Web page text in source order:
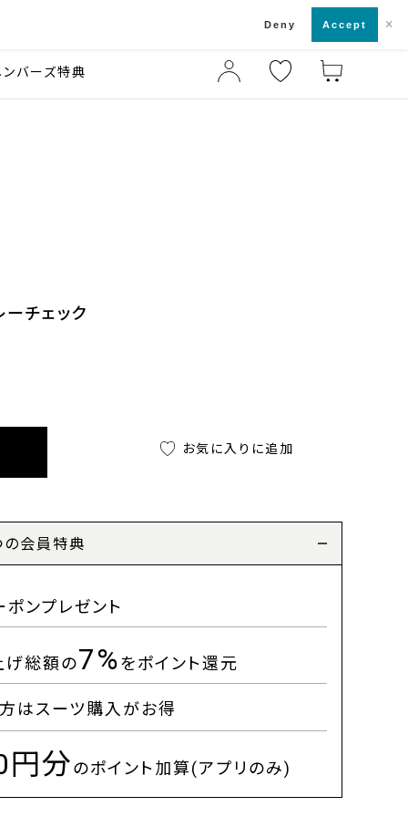
ンバーズ特典
ーチェック
お気に入りに追加
の会員特典
ポンプレゼント
げ総額の7%をポイント還元
はスーツ購入がお得
円分のポイント加算(アプリのみ)
Deny Accept ×